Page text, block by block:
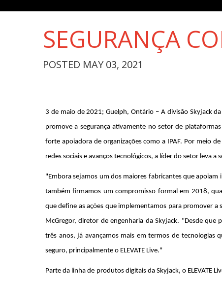
SEGURANÇA
POSTED MAY 03, 2021
3 de maio de 2021; Guelph, Ontário – A divisão Skyjack
promove a segurança ativamente no setor de
forte apoiadora de organizações como a IPAF. Por meio
redes sociais e avanços tecnológicos, a líder do setor leva a
"Embora sejamos um dos maiores fabricantes que apoiam
também firmamos um compromisso formal em 2018,
que define as ações que implementamos para promover a
McGregor, diretor de engenharia da Skyjack. "Desde que
três anos, já avançamos mais em termos de tecnologias
seguro, principalmente o ELEVATE Live."
Parte da linha de produtos digitais da Skyjack, o ELEVATE